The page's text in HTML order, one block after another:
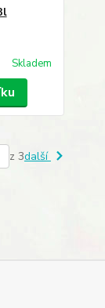
Skladem
z 3další